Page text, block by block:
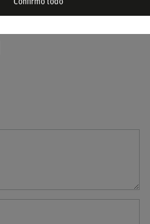
Confirmo todo